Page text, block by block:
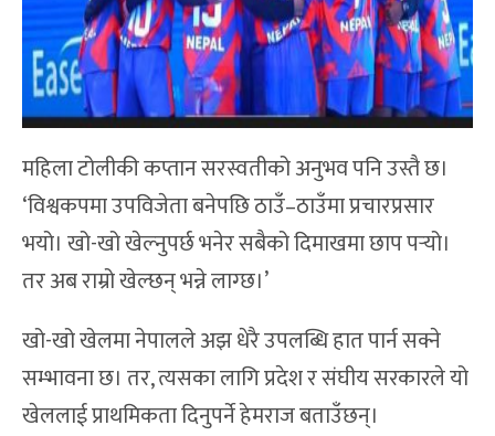
महिला टोलीकी कप्तान सरस्वतीको अनुभव पनि उस्तै छ।
‘विश्वकपमा उपविजेता बनेपछि ठाउँ–ठाउँमा प्रचारप्रसार
भयो। खो-खो खेल्नुपर्छ भनेर सबैको दिमाखमा छाप पर्‍यो।
तर अब राम्रो खेल्छन् भन्ने लाग्छ।’
खो-खो खेलमा नेपालले अझ धेरै उपलब्धि हात पार्न सक्ने
सम्भावना छ। तर, त्यसका लागि प्रदेश र संघीय सरकारले यो
खेललाई प्राथमिकता दिनुपर्ने हेमराज बताउँछन्।